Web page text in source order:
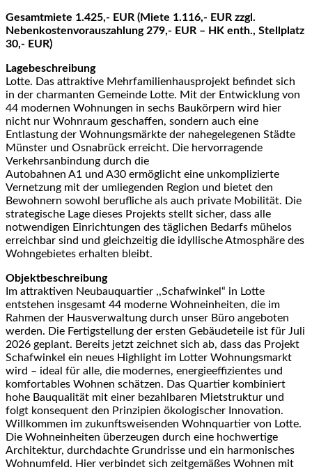
Gesamtmiete 1.425,- EUR (Miete 1.116,- EUR zzgl.
Nebenkostenvorauszahlung 279,- EUR – HK enth., Stellplatz
30,- EUR)
Lagebeschreibung
Lotte. Das attraktive Mehrfamilienhausprojekt befindet sich
in der charmanten Gemeinde Lotte. Mit der Entwicklung von
44 modernen Wohnungen in sechs Baukörpern wird hier
nicht nur Wohnraum geschaffen, sondern auch eine
Entlastung der Wohnungsmärkte der nahegelegenen Städte
Münster und Osnabrück erreicht. Die hervorragende
Verkehrsanbindung durch die
Autobahnen A1 und A30 ermöglicht eine unkomplizierte
Vernetzung mit der umliegenden Region und bietet den
Bewohnern sowohl berufliche als auch private Mobilität. Die
strategische Lage dieses Projekts stellt sicher, dass alle
notwendigen Einrichtungen des täglichen Bedarfs mühelos
erreichbar sind und gleichzeitig die idyllische Atmosphäre des
Wohngebietes erhalten bleibt.
Objektbeschreibung
Im attraktiven Neubauquartier ,,Schafwinkel“ in Lotte
entstehen insgesamt 44 moderne Wohneinheiten, die im
Rahmen der Hausverwaltung durch unser Büro angeboten
werden. Die Fertigstellung der ersten Gebäudeteile ist für Juli
2026 geplant. Bereits jetzt zeichnet sich ab, dass das Projekt
Schafwinkel ein neues Highlight im Lotter Wohnungsmarkt
wird – ideal für alle, die modernes, energieeffizientes und
komfortables Wohnen schätzen. Das Quartier kombiniert
hohe Bauqualität mit einer bezahlbaren Mietstruktur und
folgt konsequent den Prinzipien ökologischer Innovation.
Willkommen im zukunftsweisenden Wohnquartier von Lotte.
Die Wohneinheiten überzeugen durch eine hochwertige
Architektur, durchdachte Grundrisse und ein harmonisches
Wohnumfeld. Hier verbindet sich zeitgemäßes Wohnen mit